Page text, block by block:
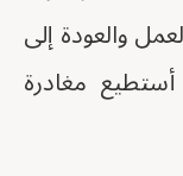
والعودة إلى
هنا، لا أستطيع مغادرة